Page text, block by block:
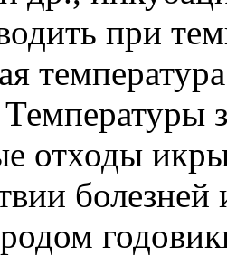
при
отходы